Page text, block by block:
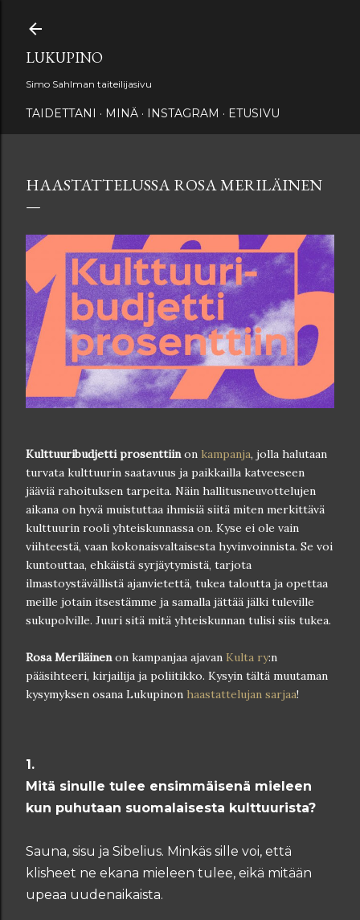
LUKUPINO
Simo Sahlman taiteilijasivu
TAIDETTANI MINÄ INSTAGRAM ETUSIVU
HAASTATTELUSSA ROSA MERILÄINEN
Kulttuuribudjetti prosenttiinon kampanja, jolla halutaan
turvata kulttuurin saatavuus ja paikkailla katveeseen
jääviä rahoituksen tarpeita. Näin hallitusneuvottelujen
aikana on hyvä muistuttaa ihmisiä siitä miten merkittävä
kulttuurin rooli yhteiskunnassa on. Kyse ei ole vain
viihteestä, vaan kokonaisvaltaisesta hyvinvoinnista. Se voi
kuntouttaa, ehkäistä syrjäytymistä, tarjota
ilmastoystävällistä ajanvietettä, tukea taloutta ja opettaa
meille jotain itsestämme ja samalla jättää jälki tuleville
sukupolville. Juuri sitä mitä yhteiskunnan tulisi siis tukea.
Rosa Meriläinenon kampanjaa ajavan Kulta ry:n
pääsihteeri, kirjailija ja poliitikko. Kysyin tältä muutaman
kysymyksen osana Lukupinon haastattelujan sarjaa!
1.
Mitä sinulle tulee ensimmäisenä mieleen
kun puhutaan suomalaisesta kulttuurista?
Sauna, sisu ja Sibelius. Minkäs sille voi, että
klisheet ne ekana mieleen tulee, eikä mitään
upeaa uudenaikaista.